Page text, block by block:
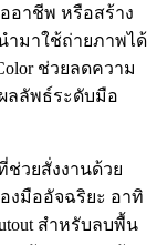
อาชีพ หรือสร้าง
ำมาใช้ถ่ายภาพได้
ช่วยลดความ
ลลัพธ์ระดับมือ
ช่วยสั่งงานด้วย
องมืออัจฉริยะ อาทิ
สำหรับลบพื้น